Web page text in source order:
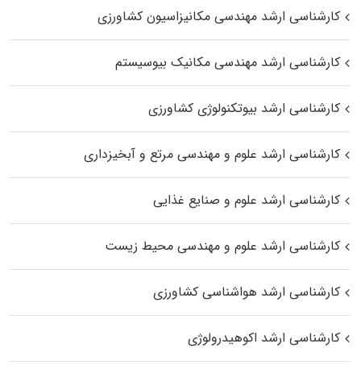
کارشناسی ارشد مهندسی مکانیزاسیون کشاورزی
کارشناسی ارشد مهندسی مکانیک بیوسیستم
کارشناسی ارشد بیوتکنولوژی کشاورزی
کارشناسی ارشد علوم و مهندسی مرتع و آبخیزداری
کارشناسی ارشد علوم و صنایع غذایی
کارشناسی ارشد علوم و مهندسی محیط زیست
کارشناسی ارشد هواشناسی کشاورزی
کارشناسی ارشد اکوهیدرولوژی